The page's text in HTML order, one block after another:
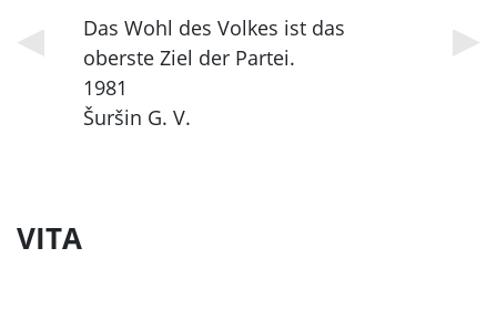
Das Wohl des Volkes ist das
oberste Ziel der Partei.
1981
Šuršin G. V.
VITA